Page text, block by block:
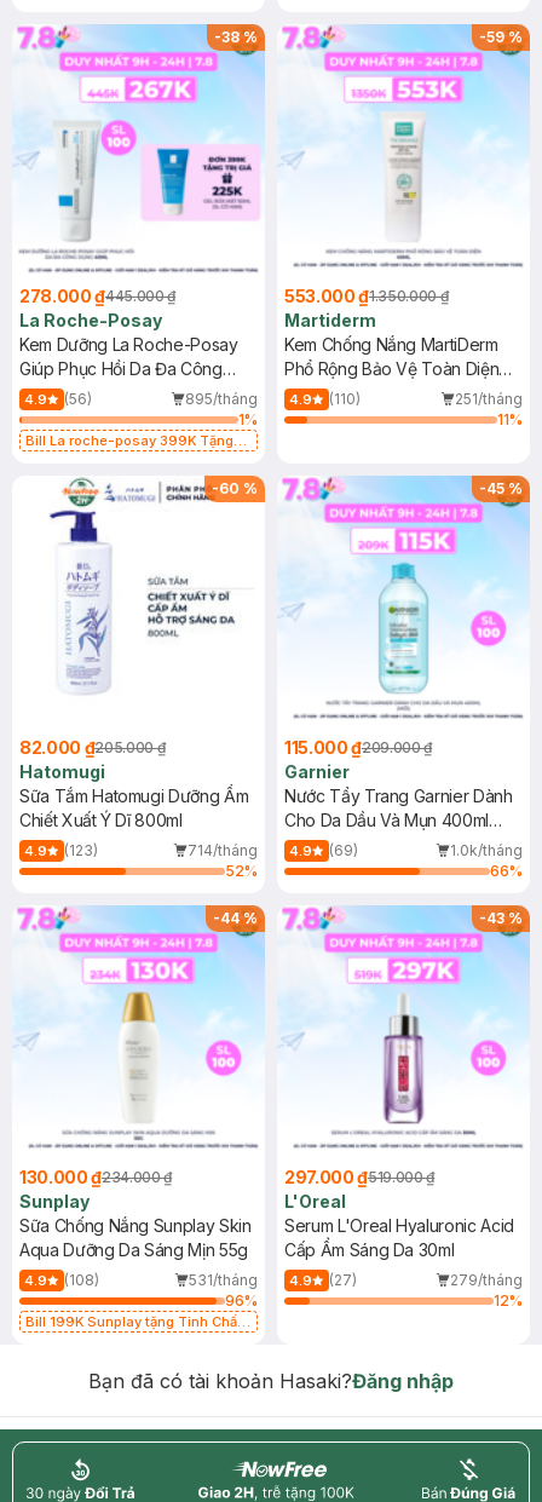
-38%
278.000 ₫445.000 ₫
La Roche-Posay
Kem Dưỡng La Roche-Posay
Giúp Phục Hồi Da Đa Công
Dụng 40ml
4.9 (56)
895/tháng
1%
Bill La roche-posay 399K Tặng
(SL có hạn)
-59%
553.000 ₫1.350.000 ₫
Martiderm
Kem Chống Nắng MartiDerm
Phổ Rộng Bảo Vệ Toàn Diện
40ml
4.9 (110)
251/tháng
11%
-60 %
82.000 ₫205.000 ₫
Hatomugi
Sữa Tắm Hatomugi Dưỡng Ẩm
Chiết Xuất Ý Dĩ 800ml
4.9 (123)
714/tháng
52%
-45%
115.000 ₫209.000 ₫
Garnier
Nước Tẩy Trang Garnier Dành
Cho Da Dầu Và Mụn 400ml
(Mới)
4.9 (69)
1.0k/tháng
66%
-44%
130.000 ₫234.000 ₫
Sunplay
Sữa Chống Nắng Sunplay Skin
Aqua Dưỡng Da Sáng Mịn 55g
4.9 (108)
531/tháng
96%
Bill 199K Sunplay tặng Tinh Chất
-43%
297.000 ₫519.000 ₫
L'Oreal
Serum L'Oreal Hyaluronic Acid
Cấp Ẩm Sáng Da 30ml
4.9 (27)
279/tháng
12%
Bạn đã có tài khoản Hasaki?Đăng nhập